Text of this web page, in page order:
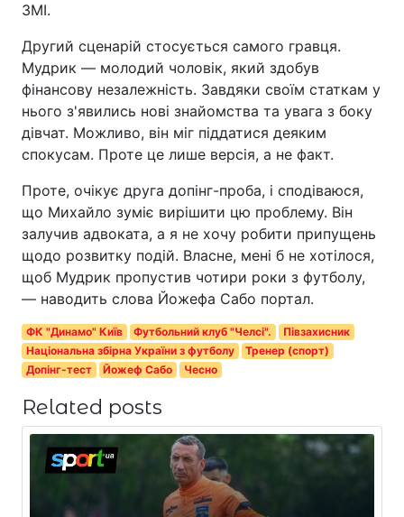
ЗМІ.
Другий сценарій стосується самого гравця.
Мудрик — молодий чоловік, який здобув
фінансову незалежність. Завдяки своїм статкам у
нього з'явились нові знайомства та увага з боку
дівчат. Можливо, він міг піддатися деяким
спокусам. Проте це лише версія, а не факт.
Проте, очікує друга допінг-проба, і сподіваюся,
що Михайло зуміє вирішити цю проблему. Він
залучив адвоката, а я не хочу робити припущень
щодо розвитку подій. Власне, мені б не хотілося,
щоб Мудрик пропустив чотири роки з футболу,
— наводить слова Йожефа Сабо портал.
ФК "Динамо" Київ Футбольний клуб "Челсі".
Півзахисник
Національна збірна України з футболу
Тренер (спорт)
Допінг-тест
Йожеф Сабо Чесно
Related posts